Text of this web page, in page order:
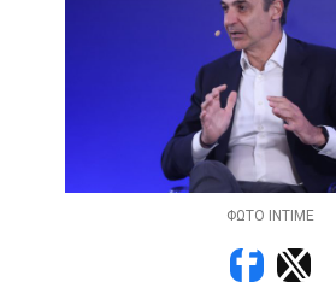
ΦΩΤΟ ΙΝΤΙΜΕ